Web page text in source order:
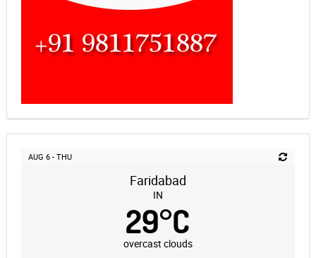
AUG 6 - THU
Faridabad
IN
29°C
overcast clouds